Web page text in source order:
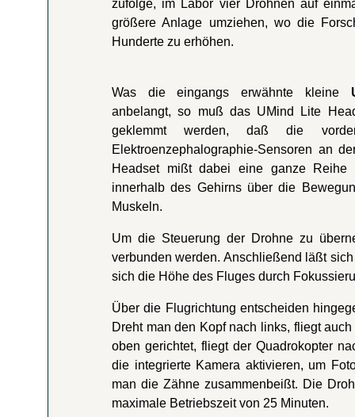
zufolge, im Labor vier Drohnen auf
größere Anlage umziehen, wo die
Hunderte zu erhöhen.
Was die eingangs erwähnte kleine
anbelangt, so muß das UMind Lite
geklemmt werden, daß die
Elektroenzephalographie-Sensoren an
Headset mißt dabei eine ganze Reihe
innerhalb des Gehirns über die
Muskeln.
Um die Steuerung der Drohne zu
verbunden werden. Anschließend läßt
sich die Höhe des Fluges durch
Über die Flugrichtung entscheiden
Dreht man den Kopf nach links, fliegt
oben gerichtet, fliegt der Quadrokopter
die integrierte Kamera aktivieren, um
man die Zähne zusammenbeißt. Die
maximale Betriebszeit von 25 Minuten.